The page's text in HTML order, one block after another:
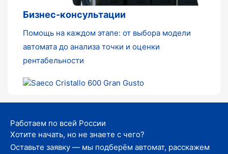
Бизнес-консультации
Помощь на каждом этапе: от выбора модели
автомата до анализа точки и оценки
рентабельности
Работаем по всей России
Хотите начать, но не знаете с чего?
Оставьте заявку — мы подберём автомат, расскажем